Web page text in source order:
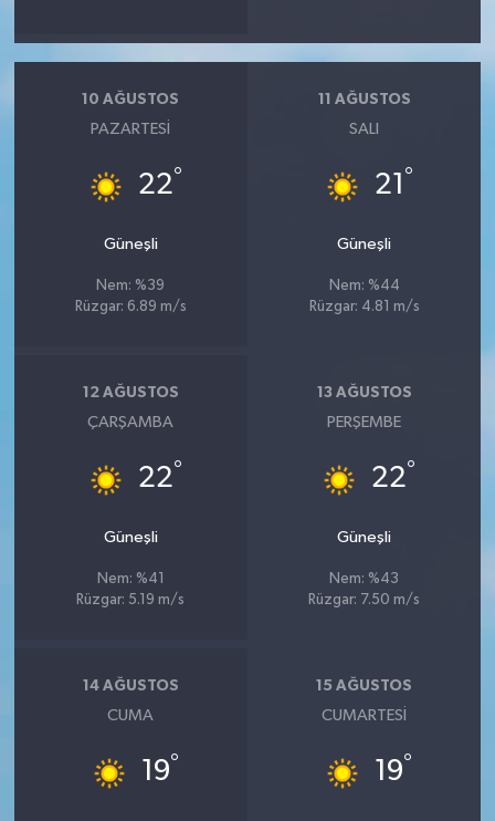
10 AĞUSTOS
PAZARTESI
22°
Güneşli
Nem: %39
Rüzgar: 6.89 m/s
11 AĞUSTOS
SALI
21 °
Güneşli
Nem: %44
Rüzgar: 4.81 m/s
12 AĞUSTOS
ÇARŞAMBA
22°
Güneşli
Nem: %41
Rüzgar: 5.19 m/s
13 AĞUSTOS
PERŞEMBE
22°
Güneşli
Nem: %43
Rüzgar: 7.50 m/s
14 AĞUSTOS
CUMA
19°
15 AĞUSTOS
CUMARTESI
19°